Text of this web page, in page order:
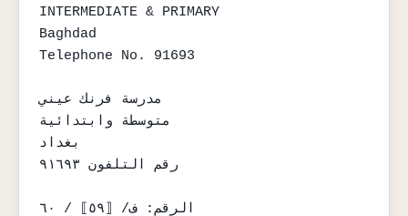
INTERMEDIATE & PRIMARY
Baghdad
Telephone No. 91693
مدرسة فرنك عيني
متوسطة وابتدائية
بغداد
رقم التلفون ٩١٦٩٣
الرقم: ف/ ⟦٥٩⟧ / ٦٠